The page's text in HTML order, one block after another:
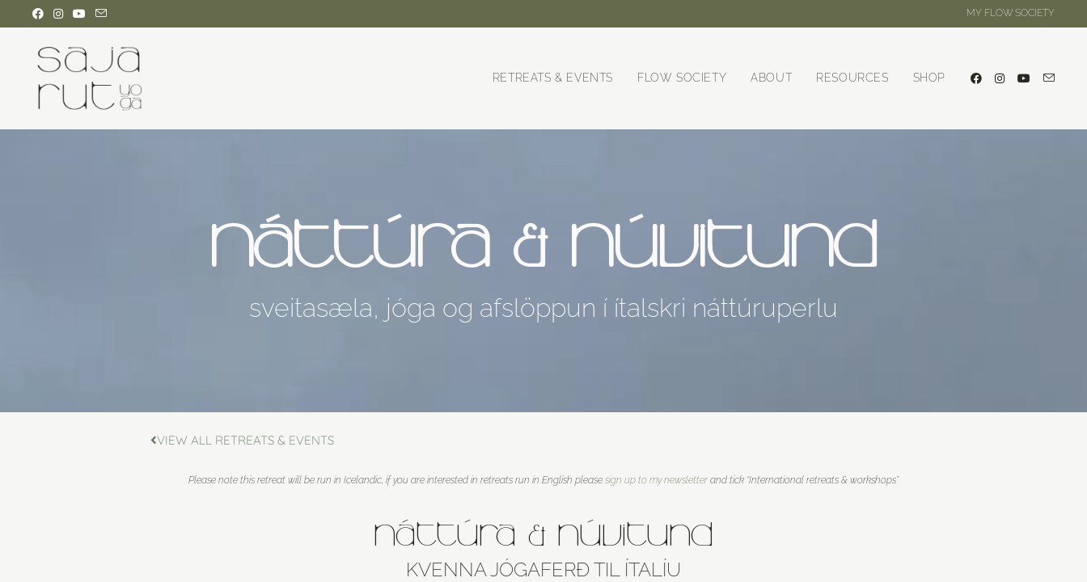
MY FLOW SOCIETY
RETREATS & EVENTS FLOW SOCIETY ABOUT RESOURCES SHOP
NÁTTÚRA & NÚVITUND
sveitasæla, jóga og afslöppun í ítalskri náttúruperlu
VIEW ALL RETREATS & EVENTS
Please note this retreat will be run in Icelandic, if you are interested in retreats run in English please sign up to my newsletter and tick “International retreats & workshops”
NÁTTÚRA & NÚVITUND
KVENNA JÓGAFERÐ TIL ÍTALÍU